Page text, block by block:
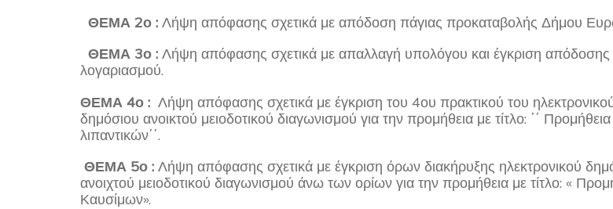
ΘΕΜΑ 2ο : Λήψη απόφασης σχετικά με απόδοση πάγιας προκαταβολής Δήμου
ΘΕΜΑ 3ο : Λήψη απόφασης σχετικά με απαλλαγή υπολόγου και έγκριση απόδοσης
λογαριασμού.
ΘΕΜΑ 4ο : Λήψη απόφασης σχετικά με έγκριση του 4ου πρακτικού του
δημόσιου ανοικτού μειοδοτικού διαγωνισμού για την προμήθεια με τίτλο: ΄΄ Προμήθεια
λιπαντικών΄΄.
ΘΕΜΑ 5ο : Λήψη απόφασης σχετικά με έγκριση όρων διακήρυξης ηλεκτρονικού
ανοιχτού μειοδοτικού διαγωνισμού άνω των ορίων για την προμήθεια με τίτλο: «
Καυσίμων».